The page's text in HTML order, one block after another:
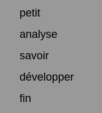
petit
analyse
savoir
développer
fin